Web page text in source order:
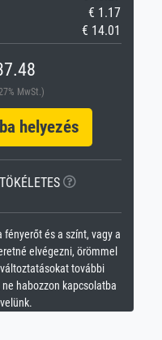
€ 1.17
€ 14.01
MwSt.)
helyezés
TÖKÉLETES
és a színt, vagy a
elvégezni, örömmel
további
habozzon kapcsolatba